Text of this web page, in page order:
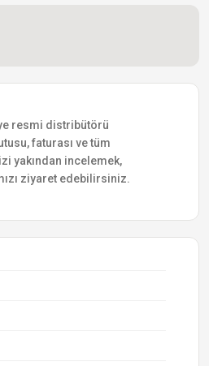
resmi distribütörü
faturası ve tüm
yakından incelemek,
ziyaret edebilirsiniz.